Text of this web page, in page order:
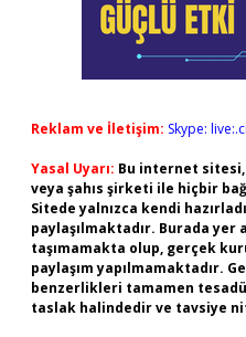
Reklam ve İletişim: Skype:
Yasal Uyarı: Bu internet
veya şahıs şirketi ile hiçbir
Sitede yalnızca kendi
paylaşılmaktadır. Burada
taşımamakta olup, gerçek
paylaşım yapılmamaktadır.
benzerlikleri tamamen
taslak halindedir ve tavsiye